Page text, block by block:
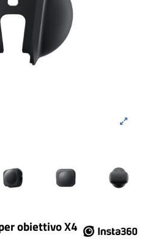
obiettivo X4